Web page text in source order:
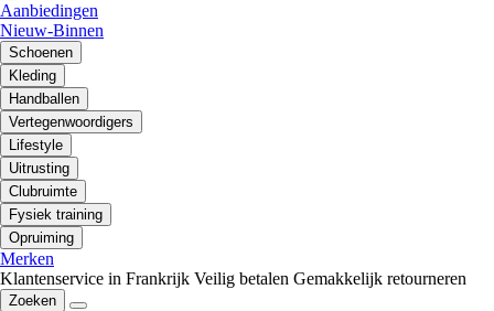
Aanbiedingen
Nieuw-Binnen
Schoenen
Kleding
Handballen
Vertegenwoordigers
Lifestyle
Uitrusting
Clubruimte
Fysiek training
Opruiming
Merken
Klantenservice in Frankrijk Veilig betalen Gemakkelijk retourneren
Zoeken